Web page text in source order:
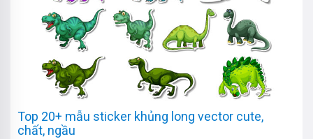
Top 20+ mẫu sticker khủng long vector cute,
chất, ngầu